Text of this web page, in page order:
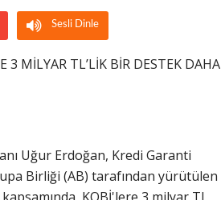
Sesli Dinle
3 MİLYAR TL’LİK BİR DESTEK DAHA
Uğur Erdoğan, Kredi Garanti
Birliği (AB) tarafından yürütülen
KOBİ'lere 3 milyar TL